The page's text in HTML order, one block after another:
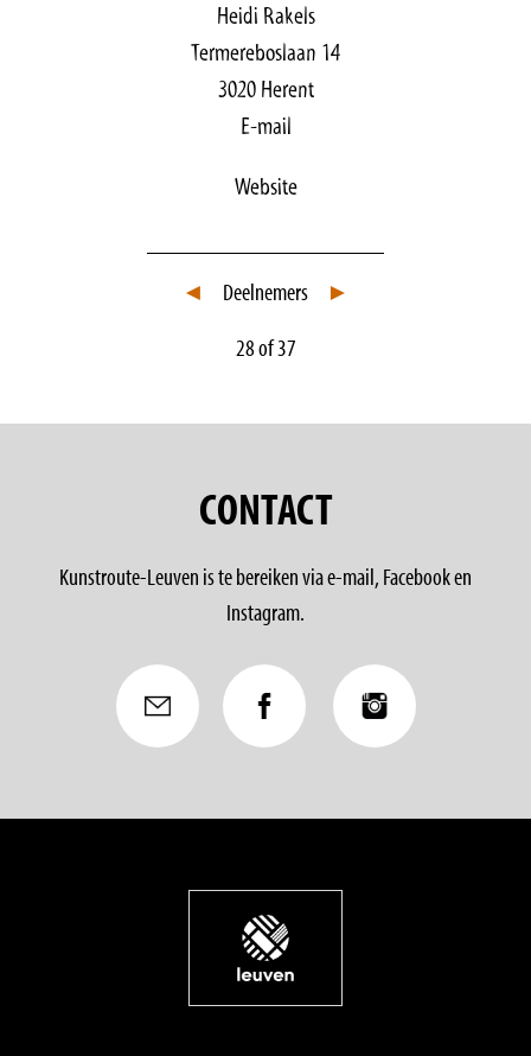
Heidi Rakels
Termereboslaan 14
3020 Herent
E-mail
Website
◄ Deelnemers
►
28 of 37
CONTACT
Kunstroute-Leuven is te bereiken via e-mail, Facebook en
Instagram.